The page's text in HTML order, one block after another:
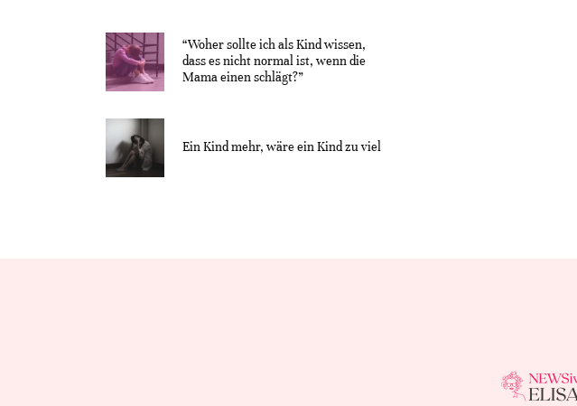
“Woher sollte ich als Kind wissen,
dass es nicht normal ist, wenn die
Mama einen schlägt?”
Ein Kind mehr, wäre ein Kind zu viel